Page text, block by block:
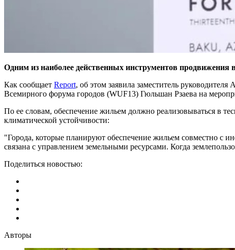
Одним из наиболее действенных инструментов
Как сообщает Report, об этом заявила заместитель
Всемирного форума городов (WUF13) Гюльшан Рзаева на
По ее словам, обеспечение жильем должно реализовываться в
климатической устойчивости:
"Города, которые планируют обеспечение жильем совместно с
связана с управлением земельными ресурсами. Когда
Поделиться новостью:
Авторы